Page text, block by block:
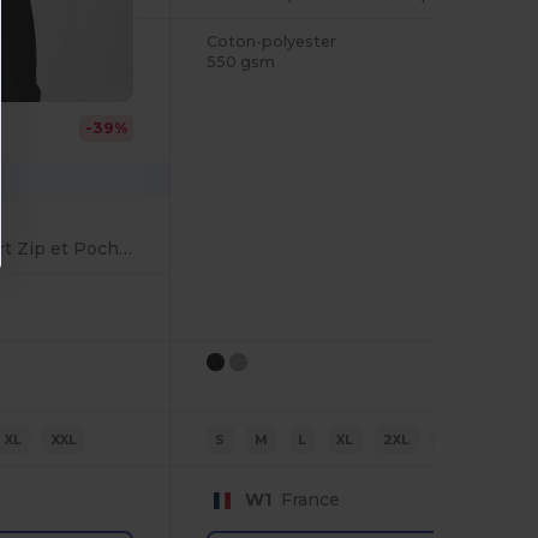
-39%
Veste Polaire Confort Zip et Poches
XL XXL
Coton-polyester
550 gsm
S M L XL 2XL
W1 France